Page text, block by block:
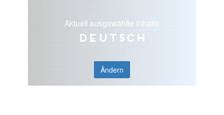
Aktuell ausgewählte Inhalte
Deutsch
Ändern